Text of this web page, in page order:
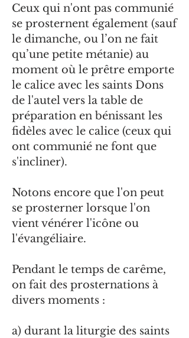
Ceux qui n'ont pas communié
se prosternent également (sauf
le dimanche, ou l’on ne fait
qu’une petite métanie) au
moment où le prêtre emporte
le calice avec les saints Dons
de l'autel vers la table de
préparation en bénissant les
fidèles avec le calice (ceux qui
ont communié ne font que
s'incliner).
Notons encore que l'on peut
se prosterner lorsque l'on
vient vénérer l'icône ou
l'évangéliaire.
Pendant le temps de carême,
on fait des prosternations à
divers moments :
a) durant la liturgie des saints